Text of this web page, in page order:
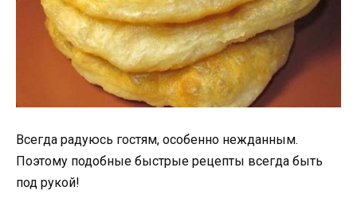
Всегда радуюсь гостям, особенно нежданным.
Поэтому подобные быстрые рецепты всегда быть
под рукой!